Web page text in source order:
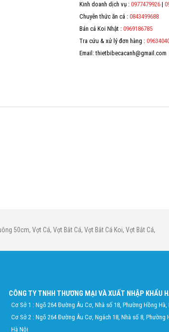
Kinh doanh dịch vụ : 0977479926 |
Chuyên thức ăn cá : 0843499688
Bán cá Koi Nhật : 0969186785
Tra cứu & xử lý đơn hàng :
Email: thietbibecacanh@gmail.com
50cm, Vợt Cá, Vợt Bắt Cá, Vợt Bắt Cá Koi, Vợt Bắt Cá,
CÔNG TY TNHH THƯƠNG MẠI VÀ XUẤT NHẬP KHẨU
Cơ Sở 1 : Ngõ 264 Đường Âu Cơ, Nhà số 18, Phường Hồng Hà,
Cơ Sở 2 : Ngõ 264 Đường Âu Cơ, Ngách 18, Nhà số 8, Phường
Hà Nội